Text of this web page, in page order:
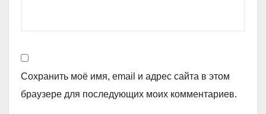
Сохранить моё имя, email и адрес сайта в этом
браузере для последующих моих комментариев.